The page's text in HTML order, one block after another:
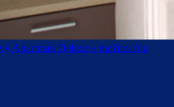
Apartmán Deluxe s možnosťou